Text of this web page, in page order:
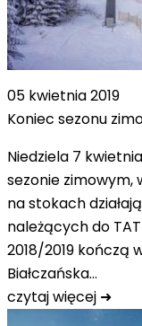
05 kwietnia 2019
Koniec sezonu
Niedziela 7
sezonie zimowym,
na stokach
należących do
2018/2019 kończą
Białczańska…
czytaj więcej ➜